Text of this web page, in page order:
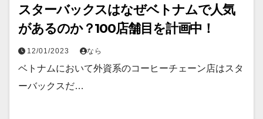
スターバックスはなぜベトナムで人気
があるのか？100店舗目を計画中！
12/01/2023 なら
ベトナムにおいて外資系のコーヒーチェーン店はスタ
ーバックスだ…